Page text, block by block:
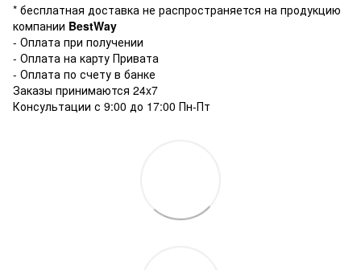
* бесплатная доставка не распространяется на продукцию
компании BestWay
- Оплата при получении
- Оплата на карту Привата
- Оплата по счету в банке
Заказы принимаются 24x7
Консультации с 9:00 до 17:00 Пн-Пт